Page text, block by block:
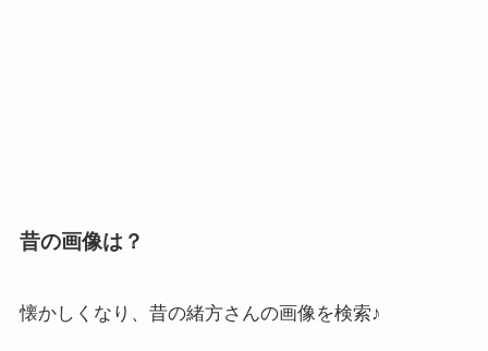
昔の画像は？
懐かしくなり、昔の緒方さんの画像を検索♪